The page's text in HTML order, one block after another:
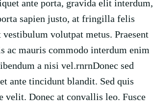
ante porta, gravida elit interdum,
sapien justo, at fringilla felis
vestibulum volutpat metus. Praesent
ac mauris commodo interdum enim
a nisi vel.rnrnDonec sed
ante tincidunt blandit. Sed quis
velit. Donec at convallis leo. Fusce